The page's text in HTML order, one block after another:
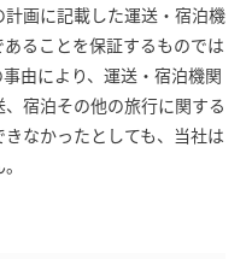
画に記載した運送・宿泊機
ることを保証するものでは
由により、運送・宿泊機関
宿泊その他の旅行に関する
なかったとしても、当社は